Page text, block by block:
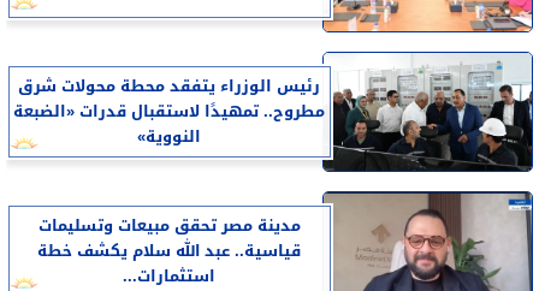
رئيس الوزراء يتفقد محطة محولات شرق
مطروح.. تمهيدًا لاستقبال قدرات «الضبعة
النووية»
مدينة مصر تحقق مبيعات وتسليمات
قياسية.. عبد الله سلام يكشف خطة
استثمارات...